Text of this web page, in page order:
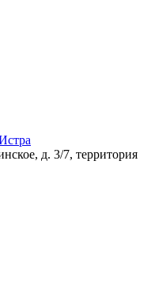
д. 3/7, территория